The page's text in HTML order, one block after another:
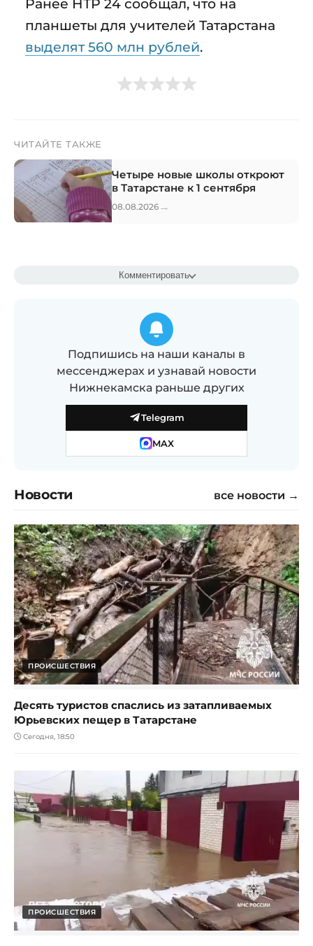
планшеты для учителей Татарстана
выделят 560 млн рублей.
ЧИТАЙТЕ ТАКЖЕ
Четыре новые школы откроют
в Татарстане к 1 сентября
08.08.2026 →
Комментировать
Подпишись на наши каналы в
мессенджерах и узнавай новости
Нижнекамска раньше других
Telegram
MAX
Новости все новости →
ПРОИСШЕСТВИЯ
Десять туристов спаслись из затапливаемых
Юрьевских пещер в Татарстане
Сегодня, 18:50
ПРОИСШЕСТВИЯ